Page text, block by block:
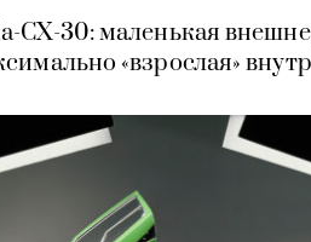
CX-30: маленькая
«взрослая»